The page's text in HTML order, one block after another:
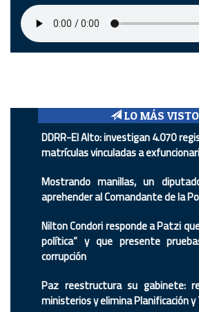
LO MÁS VISTO
DDRR-El Alto: investigan 4.070
matrículas vinculadas a
Mostrando manillas, un
aprehender al Comandante de la
Nilton Condori responde a Patzi
política” y que presente
corrupción
Paz reestructura su gabinete:
ministerios y elimina Planificación